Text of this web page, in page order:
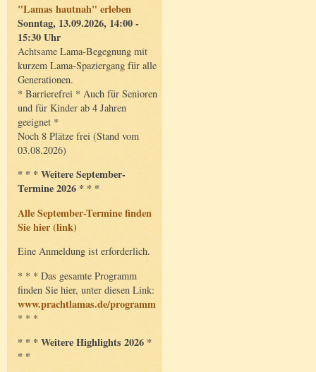
"Lamas hautnah" erleben
Sonntag, 13.09.2026, 14:00 -
15:30 Uhr
Achtsame Lama-Begegnung mit
kurzem Lama-Spaziergang für alle
Generationen.
* Barrierefrei * Auch für Senioren
und für Kinder ab 4 Jahren
geeignet *
Noch 8 Plätze frei (Stand vom
03.08.2026)
* * * Weitere September-
Termine 2026 * * *
Alle September-Termine finden
Sie hier (link)
Eine Anmeldung ist erforderlich.
* * * Das gesamte Programm
finden Sie hier, unter diesen Link:
www.prachtlamas.de/programm
* * *
* * * Weitere Highlights 2026 *
* *